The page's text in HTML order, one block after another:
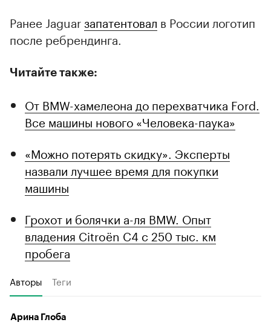
Ранее Jaguarзапатентовал в России логотип
после ребрендинга.
Читайте также:
От BMW-хамелеона до перехватчика Ford.
Все машины нового «Человека-паука»
«Можно потерять скидку». Эксперты
назвали лучшее время для покупки
машины
Грохот и болячки а-ля BMW. Опыт
владения Citroёn C4 с 250 тыс. км
пробега
Авторы Теги
Арина Глоба